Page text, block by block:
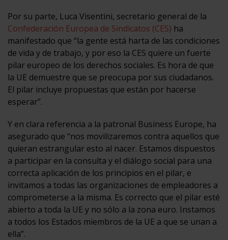
Por su parte, Luca Visentini, secretario general de la
Confederación Europea de Sindicatos (CES) ha
manifestado que “la gente está harta de las condiciones
de vida y de trabajo, y por eso la CES quiere un fuerte
pilar europeo de los derechos sociales. Es hora de que
la UE demuestre que se preocupa por sus ciudadanos.
El pilar incluye propuestas que están por hacerse
esperar”.
Y en clara referencia a la patronal Business Europe, ha
asegurado que “nos movilizaremos contra aquellos que
quieran estrangular esto al nacer. Estamos dispuestos
a participar en la consulta y el diálogo social para una
correcta aplicación de los principios en el pilar, e
invitamos a todas las organizaciones de empleadores a
comprometerse a la misma. Es correcto que el pilar esté
abierto a toda la UE y no sólo a la zona euro. Instamos
a todos los Estados miembros de la UE a que se unan a
ella”.